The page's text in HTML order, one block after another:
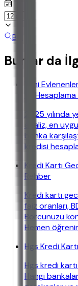
Bul
Bunlar da
Yeni
ve
2025
analiz, en
banka
kredisi
Kredi Kartı
Rehber
Kredi kartı
faiz oranları,
Borcunuzu
Hemen
Hgs Kredi
Hgs kredi
Hangi